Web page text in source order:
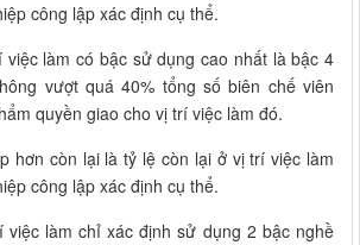
công lập xác định cụ thể.
làm có bậc sử dụng cao nhất là bậc 4
vượt quá 40% tổng số biên chế viên
quyền giao cho vị trí việc làm đó.
hơn còn lại là tỷ lệ còn lại ở vị trí việc làm
công lập xác định cụ thể.
việc làm chỉ xác định sử dụng 2 bậc nghề